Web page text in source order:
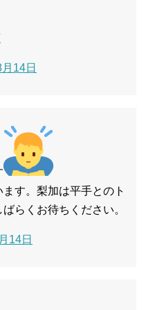
14日
す。梨加は平手とのト
らくお待ちください。
14日